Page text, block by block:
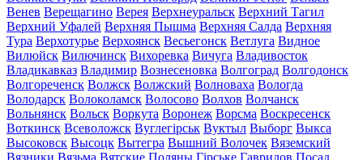
Венев Верещагино Верея Верхнеуральск Верхний Тагил
Верхний Уфалей Верхняя Пышма Верхняя Салда Верхняя
Тура Верхотурье Верхоянск Весьегонск Ветлуга Видное
Вилюйск Вилючинск Вихоревка Вичуга Владивосток
Владикавказ Владимир Вознесеновка Волгоград Волгодонск
Волгореченск Волжск Волжский Волноваха Вологда
Володарск Волоколамск Волосово Волхов Волчанск
Вольнянск Вольск Воркута Воронеж Ворсма Воскресенск
Воткинск Всеволожск Вуглегірськ Вуктыл Выборг Выкса
Высоковск Высоцк Вытегра Вышний Волочек Вяземский
Вязники Вязьма Вятские Поляны Гірське Гаврилов Посад